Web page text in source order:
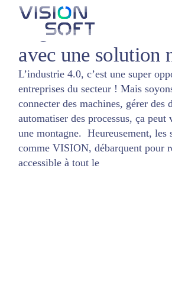
Création d'applications
Digitaliser son
avec une solution
L’industrie 4.0, c’est une super
entreprises du secteur ! Mais
connecter des machines, gérer des
automatiser des processus, ça peut
une montagne. Heureusement, les
comme VISION, débarquent pour
accessible à tout le